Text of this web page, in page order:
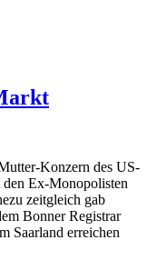
Konzern des US-
den Ex-Monopolisten
zeitgleich gab
Bonner Registrar
Saarland erreichen